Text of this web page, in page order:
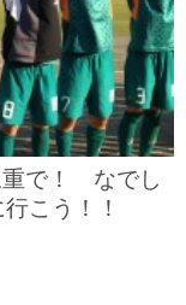
重で！ なでし
行こう！！